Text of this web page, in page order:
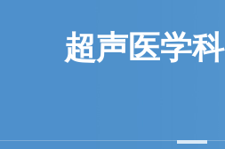
超声医学科